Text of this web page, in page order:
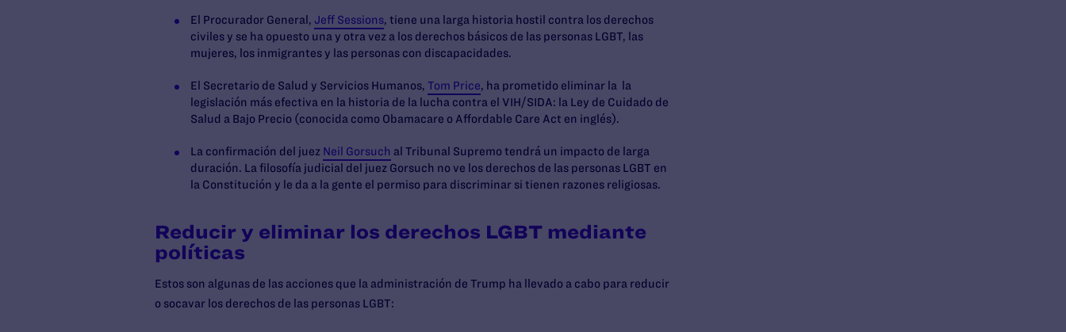
El Procurador General, Jeff Sessions, tiene una larga historia hostil contra los derechos
civiles y se ha opuesto una y otra vez a los derechos básicos de las personas LGBT, las
mujeres, los inmigrantes y las personas con discapacidades.
El Secretario de Salud y Servicios Humanos, Tom Price, ha prometido eliminar la la
legislación más efectiva en la historia de la lucha contra el VIH/SIDA: la Ley de Cuidado de
Salud a Bajo Precio (conocida como Obamacare o Affordable Care Act en inglés).
La confirmación del juez Neil Gorsuch al Tribunal Supremo tendrá un impacto de larga
duración. La filosofía judicial del juez Gorsuch no ve los derechos de las personas LGBT en
la Constitución y le da a la gente el permiso para discriminar si tienen razones religiosas.
Reducir y eliminar los derechos LGBT mediante
políticas
Estos son algunas de las acciones que la administración de Trump ha llevado a cabo para reducir
o socavar los derechos de las personas LGBT: